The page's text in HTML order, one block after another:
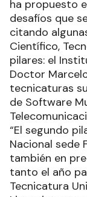
ha propuesto
desafíos que
citando
Científico,
pilares: el
Doctor
tecnicaturas
de Software
“El segundo
Nacional sede
también en
tanto el año
Tecnicatura